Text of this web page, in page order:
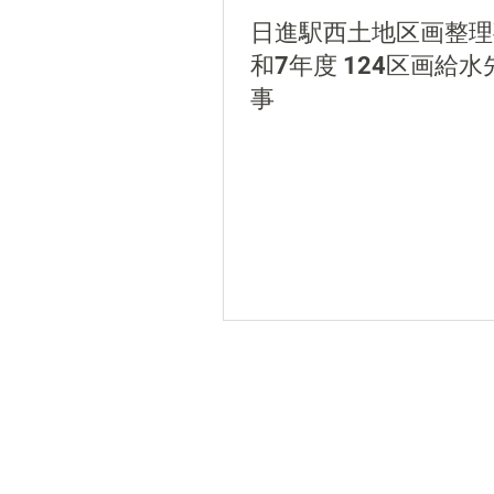
日進駅西土地区画整理
和7年度 124区画給水
事